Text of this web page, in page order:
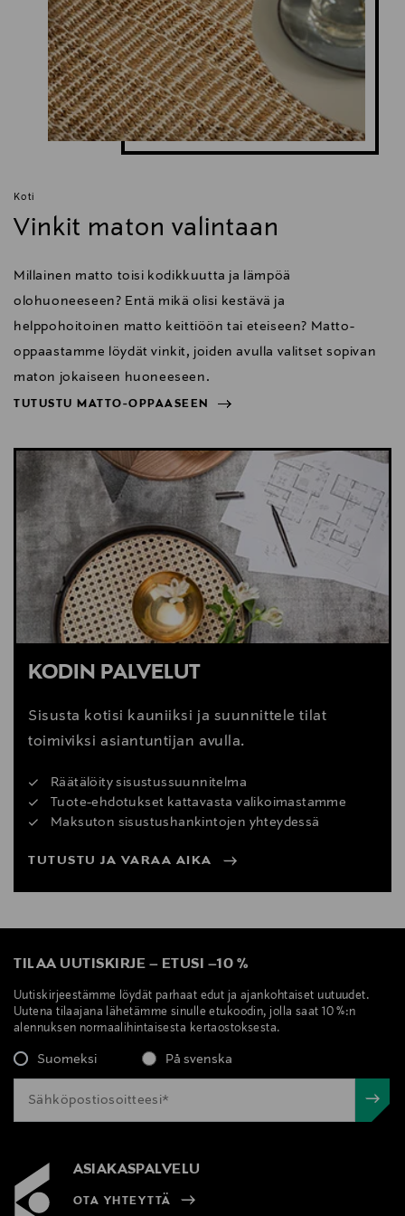
Koti
Vinkit maton valintaan
Millainen matto toisi kodikkuutta ja lämpöä
olohuoneeseen? Entä mikä olisi kestävä ja
helppohoitoinen matto keittiöön tai eteiseen? Matto-
oppaastamme löydät vinkit, joiden avulla valitset sopivan
maton jokaiseen huoneeseen.
TUTUSTU MATTO-OPPAASEEN
TUTUSTU MATTO-OPPAASEEN
KODIN PALVELUT
Sisusta kotisi kauniiksi ja suunnittele tilat
toimiviksi asiantuntijan avulla.
Räätälöity sisustussuunnitelma
Tuote-ehdotukset kattavasta valikoimastamme
Maksuton sisustushankintojen yhteydessä
TUTUSTU JA VARAA AIKA
TILAA UUTISKIRJE – ETUSI –10 %
Uutiskirjeestämme löydät parhaat edut ja ajankohtaiset uutuudet.
Uutena tilaajana lähetämme sinulle etukoodin, jolla saat 10 %:n
alennuksen normaalihintaisesta kertaostoksesta.
Suomeksi På svenska
ASIAKASPALVELU
OTA YHTEYTTÄ